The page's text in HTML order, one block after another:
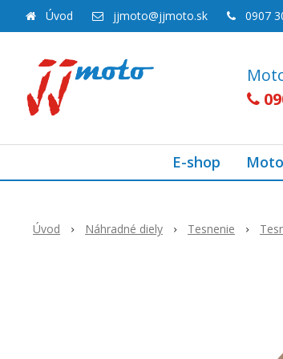
Úvod jjmoto@jjmoto.sk 0907
E-shop
Úvod Náhradné diely Tesnenie